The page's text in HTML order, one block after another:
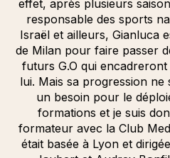
effet, après plusieurs
responsable des sports
Israël et ailleurs, Gianluca
de Milan pour faire passer
futurs G.O qui
lui. Mais sa progression ne
un besoin pour le
formations et je suis
formateur avec la Club
était basée à Lyon et